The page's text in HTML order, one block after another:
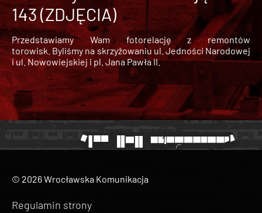
143 (ZDJĘCIA)
Przedstawiamy Wam fotorelację z remontów
torowisk. Byliśmy na skrzyżowaniu ul. Jedności Narodowej
i ul. Nowowiejskiej i pl. Jana Pawła II.
© 2026 Wrocławska Komunikacja
Regulamin strony